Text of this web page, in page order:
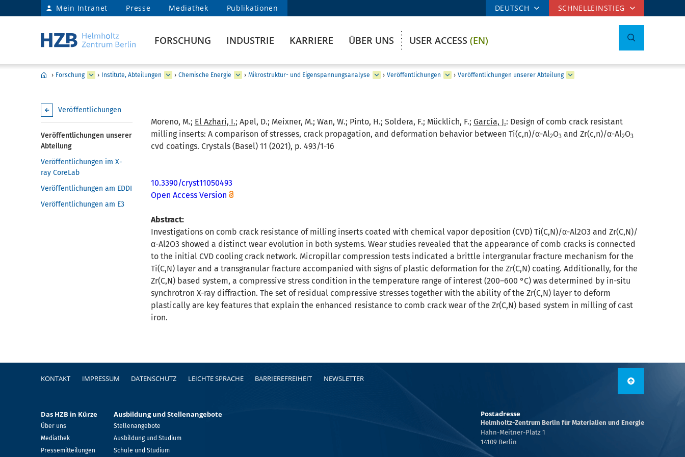
Mein Intranet Presse Mediathek Publikationen DEUTSCH SCHNELLEINSTIEG
FORSCHUNG INDUSTRIE KARRIERE ÜBER UNS USER ACCESS (EN)
› Forschung › Institute, Abteilungen › Chemische Energie › Mikrostruktur- und Eigenspannungsanalyse › Veröffentlichungen › Veröffentlichungen unserer Abteilung
Veröffentlichungen
Veröffentlichungen unserer
Abteilung
Veröffentlichungen im X-
ray CoreLab
Veröffentlichungen am EDDI
Veröffentlichungen am E3
Moreno, M.; El Azhari, I.; Apel, D.; Meixner, M.; Wan, W.; Pinto, H.; Soldera, F.; Mücklich, F.; García, J.: Design of comb crack resistant
milling inserts: A comparison of stresses, crack propagation, and deformation behavior between Ti(c,n)/α-Al2O3and Zr(c,n)/α-Al2O3
cvd coatings. Crystals (Basel) 11 (2021), p. 493/1-16
10.3390/cryst11050493
Open Access Version
Abstract:
Investigations on comb crack resistance of milling inserts coated with chemical vapor deposition (CVD) Ti(C,N)/α-Al2O3 and Zr(C,N)/
α-Al2O3 showed a distinct wear evolution in both systems. Wear studies revealed that the appearance of comb cracks is connected
to the initial CVD cooling crack network. Micropillar compression tests indicated a brittle intergranular fracture mechanism for the
Ti(C,N) layer and a transgranular fracture accompanied with signs of plastic deformation for the Zr(C,N) coating. Additionally, for the
Zr(C,N) based system, a compressive stress condition in the temperature range of interest (200–600 °C) was determined by in-situ
synchrotron X-ray diffraction. The set of residual compressive stresses together with the ability of the Zr(C,N) layer to deform
plastically are key features that explain the enhanced resistance to comb crack wear of the Zr(C,N) based system in milling of cast
iron.
Fußzeile
KONTAKT IMPRESSUM DATENSCHUTZ LEICHTE SPRACHE BARRIEREFREIHEIT NEWSLETTER
Das HZB in Kürze
Über uns
Mediathek
Pressemitteilungen
Ausbildung und Stellenangebote
Stellenangebote
Ausbildung und Studium
Schule und Studium
Postadresse
Helmholtz-Zentrum Berlin für Materialien und Energie
Hahn-Meitner-Platz 1
14109 Berlin